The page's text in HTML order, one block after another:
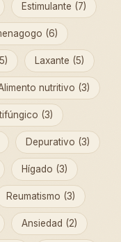
Estimulante (7)
(6)
Laxante (5)
nutritivo (3)
(3)
Depurativo (3)
Hígado (3)
Reumatismo (3)
Ansiedad (2)